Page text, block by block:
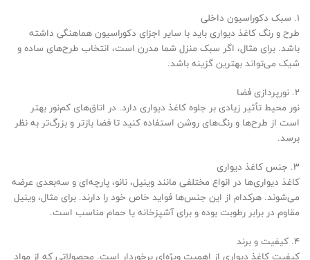
1. سبک دکوراسیون داخلی
طرح و رنگ کاغذ دیواری باید با سایر اجزای دکوراسیون هماهنگی داشته
باشد. برای مثال، اگر سبک منزل شما مدرن است، انتخاب طرح‌های ساده و
شیک می‌تواند بهترین گزینه باشد.
2. نورپردازی فضا
نور محیط تأثیر زیادی بر جلوه کاغذ دیواری دارد. در اتاق‌های کم‌نور بهتر
است از طرح‌ها و رنگ‌های روشن استفاده کنید تا فضا بازتر و بزرگ‌تر به نظر
برسد.
3. جنس کاغذ دیواری
کاغذ دیواری‌ها در انواع مختلفی مانند وینیل، نانو، پارچه‌ای و سه‌بعدی عرضه
می‌شوند. هرکدام از این جنس‌ها فواید خاص خود را دارند. برای مثال، وینیل
مقاوم در برابر رطوبت بوده و برای آشپزخانه یا حمام مناسب است.
4. کیفیت و برند
کیفیت کاغذ دیواری از اهمیت ویژه‌ای برخوردار است. محصولاتی که از مواد